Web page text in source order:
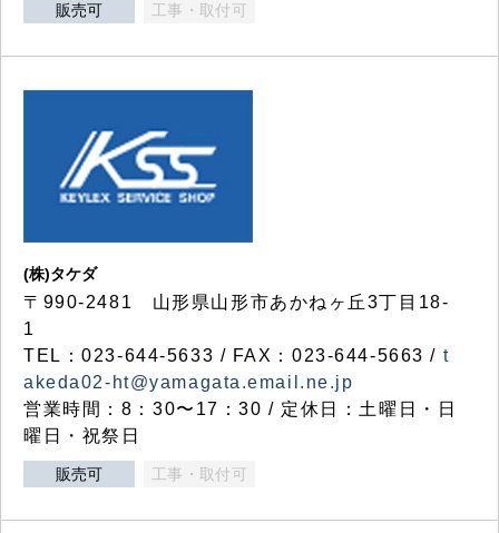
販売可 工事・取付可
(株)タケダ
〒990-2481 山形県山形市あかねヶ丘3丁目18-
1
TEL：023-644-5633 / FAX：023-644-5663 / t
akeda02-ht@yamagata.email.ne.jp
営業時間：8：30〜17：30 / 定休日：土曜日・日
曜日・祝祭日
販売可 工事・取付可